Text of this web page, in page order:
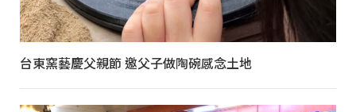
台東窯藝慶父親節 邀父子做陶碗感念土地